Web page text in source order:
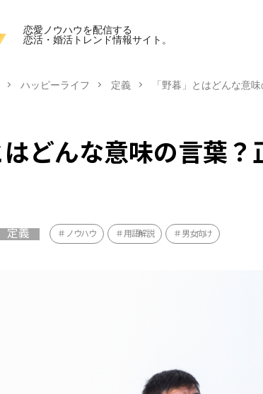
恋愛ノウハウを配信する
恋活・婚活トレンド情報サイト。
ハッピーライフ 定義 「野暮」とはどんな意
はどんな意味の言葉
定義 ノウハウ 用語解説 男女向け